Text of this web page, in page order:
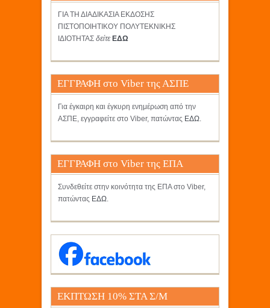
ΓΙΑ ΤΗ ΔΙΑΔΙΚΑΣΙΑ ΕΚΔΟΣΗΣ
ΠΙΣΤΟΠΟΙΗΤΙΚΟΥ ΠΟΛΥΤΕΚΝΙΚΗΣ
ΙΔΙΟΤΗΤΑΣ δείτε ΕΔΩ
ΕΓΓΡΑΦΗ στο Viber της ΑΣΠΕ
Για έγκαιρη και έγκυρη ενημέρωση από την
ΑΣΠΕ, εγγραφείτε στο Viber, πατώντας ΕΔΩ.
ΕΓΓΡΑΦΗ στο Viber της ΕΠΑ
Συνδεθείτε στην κοινότητα της ΕΠΑ στο Viber,
πατώντας ΕΔΩ.
ΕΚΠΤΩΣΗ 10% ΣΤΑ Σ/Μ